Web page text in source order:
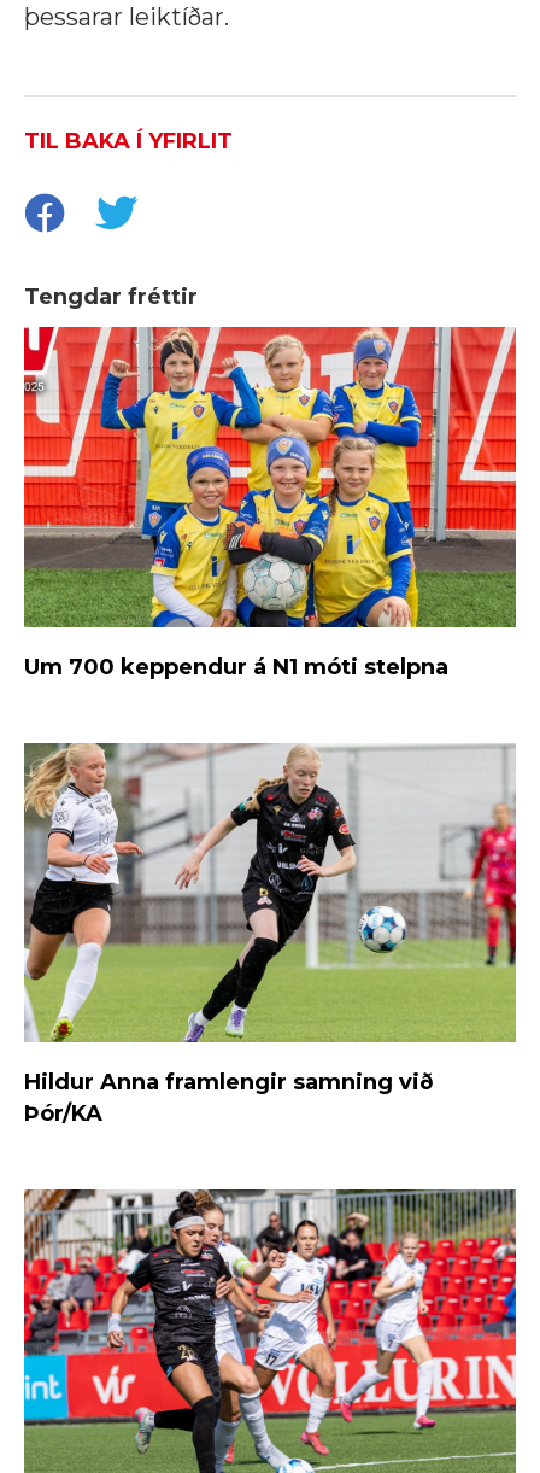
þessarar leiktíðar.
TIL BAKA Í YFIRLIT
Tengdar fréttir
Um 700 keppendur á N1 móti stelpna
Hildur Anna framlengir samning við
Þór/KA